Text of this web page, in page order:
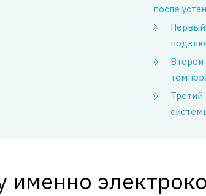
после
Первый
Второй
Третий
именно